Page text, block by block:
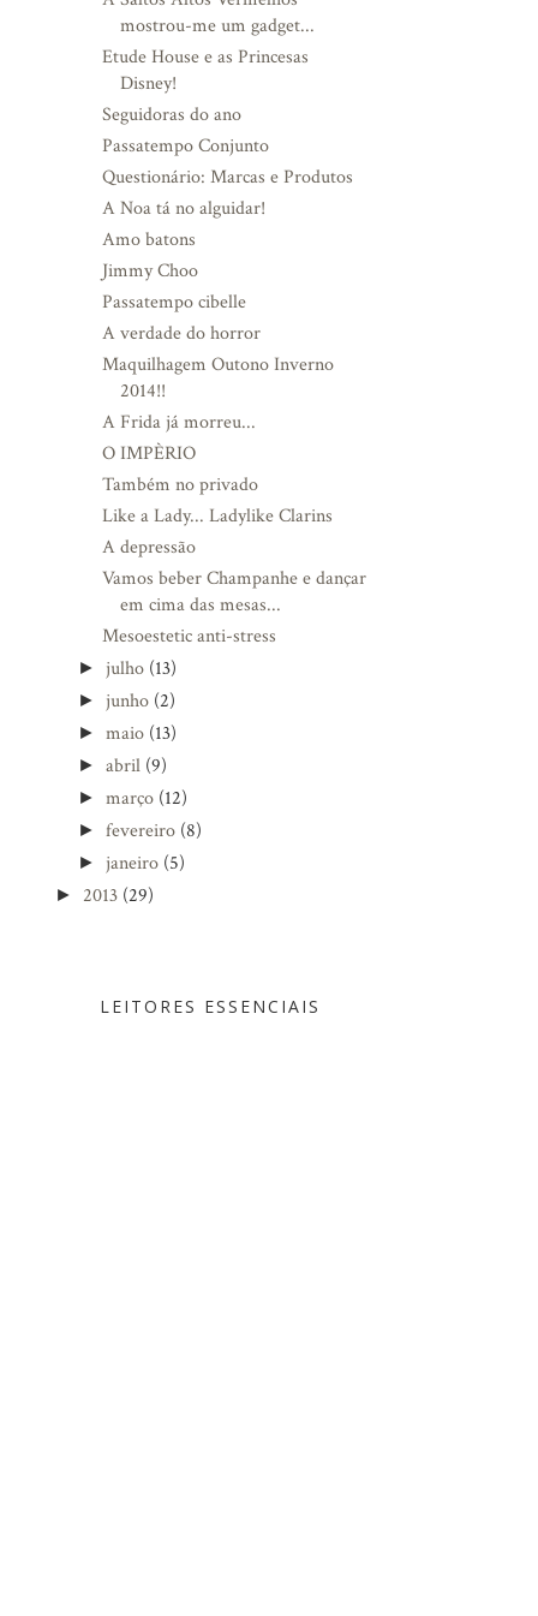
mostrou-me um gadget...
Etude House e as Princesas
Disney!
Seguidoras do ano
Passatempo Conjunto
Questionário: Marcas e Produtos
A Noa tá no alguidar!
Amo batons
Jimmy Choo
Passatempo cibelle
A verdade do horror
Maquilhagem Outono Inverno
2014!!
A Frida já morreu...
O IMPÈRIO
Também no privado
Like a Lady... Ladylike Clarins
A depressão
Vamos beber Champanhe e dançar
em cima das mesas...
Mesoestetic anti-stress
► julho (13)
► junho (2)
►maio (13)
►abril (9)
►março (12)
► fevereiro (8)
► janeiro (5)
► 2013 (29)
LEITORES ESSENCIAIS